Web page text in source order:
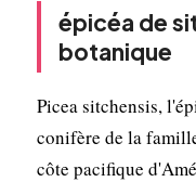
épicéa de
botanique
Picea sitchensis,
conifère de la
côte pacifique